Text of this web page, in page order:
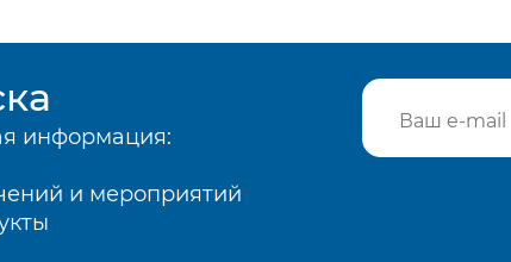
информация:
и мероприятий